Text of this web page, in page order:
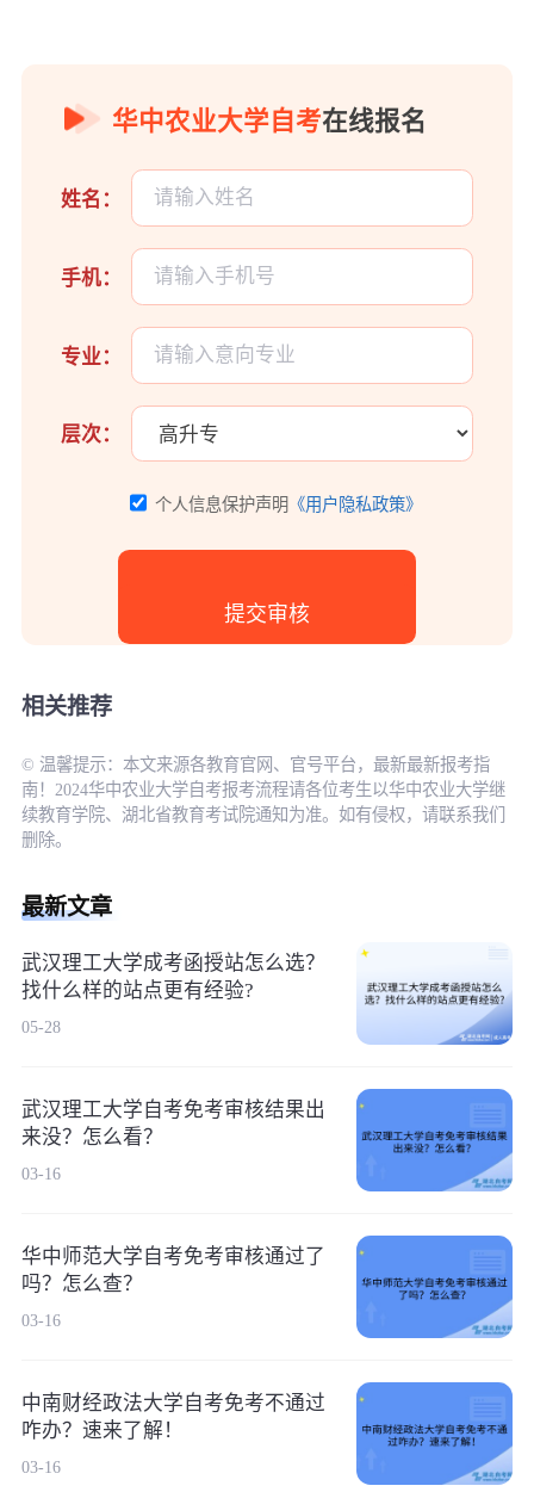
华中农业大学自考在线报名
姓名：
手机：
专业：
层次：
个人信息保护声明 《用户隐私政策》
相关推荐
© 温馨提示：本文来源各教育官网、官号平台，最新最新报考指
南！2024华中农业大学自考报考流程请各位考生以华中农业大学继
续教育学院、湖北省教育考试院通知为准。如有侵权，请联系我们
删除。
最新文章
武汉理工大学成考函授站怎么选？
找什么样的站点更有经验?
05-28
武汉理工大学自考免考审核结果出
来没？怎么看？
03-16
华中师范大学自考免考审核通过了
吗？怎么查？
03-16
中南财经政法大学自考免考不通过
咋办？速来了解！
03-16